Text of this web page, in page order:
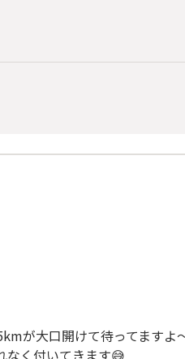
が大口開けて待ってますよ
なく付いてきます😅